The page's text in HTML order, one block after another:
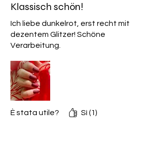
Klassisch schön!
Ich liebe dunkelrot, erst recht mit
dezentem Glitzer! Schöne
Verarbeitung.
È stata utile? Sì (1)